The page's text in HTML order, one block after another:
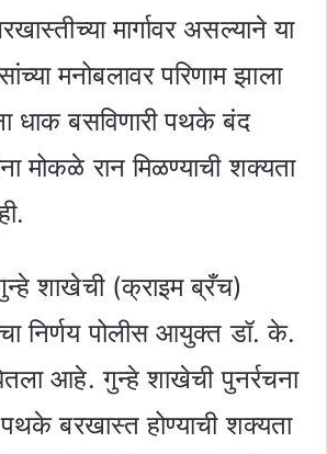
मार्गावर असल्याने या
मनोबलावर परिणाम झाला
धाक बसविणारी पथके बंद
मोकळे रान मिळण्याची शक्यता
शाखेची (क्राइम ब्रँच)
निर्णय पोलीस आयुक्त डॉ. के.
आहे. गुन्हे शाखेची पुनर्रचना
बरखास्त होण्याची शक्यता